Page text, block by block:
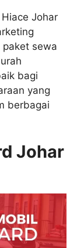
Johar
paket sewa
bagi
yang
berbagai
Johar